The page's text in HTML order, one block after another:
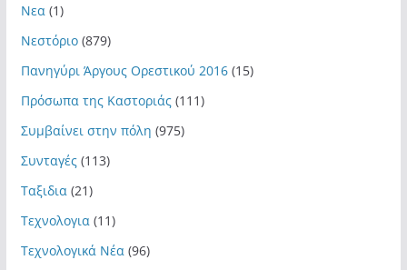
Νεα (1)
Νεστόριο(879)
Πανηγύρι Άργους Ορεστικού 2016(15)
Πρόσωπα της Καστοριάς(111)
Συμβαίνει στην πόλη (975)
Συνταγές(113)
Ταξιδια (21)
Τεχνολογια (11)
Τεχνολογικά Νέα (96)